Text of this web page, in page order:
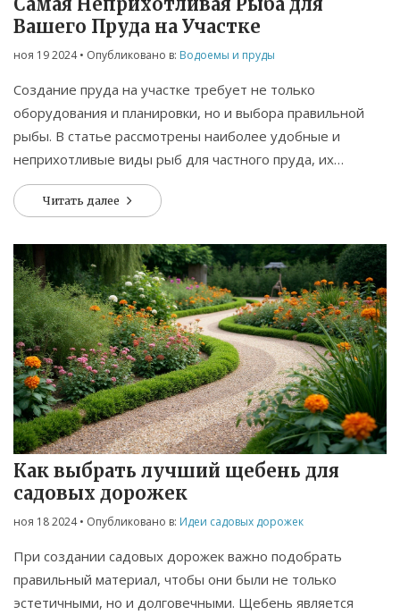
Вашего Пруда на Участке
ноя 19 2024• Опубликовано в: Водоемы и пруды
Создание пруда на участке требует не только
оборудования и планировки, но и выбора правильной
рыбы. В статье рассмотрены наиболее удобные и
неприхотливые виды рыб для частного пруда, их
особенности и требования к уходу. Широкий выбор
позволяет каждому найти подходящий вариант, даже
начинающих рекомендуется выбирать робастные виды,
не требующие серьезного ухода. Узнайте, какая рыба
станет украшением вашего пруда и не потребует
лишних забот.
Читать далее
Как выбрать лучший щебень для
садовых дорожек
ноя 18 2024• Опубликовано в: Идеи садовых дорожек
При создании садовых дорожек важно подобрать
правильный материал, чтобы они были не только
эстетичными, но и долговечными. Щебень является